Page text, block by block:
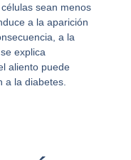
sean menos
a la aparición
a la
explica
aliento puede
a la diabetes.